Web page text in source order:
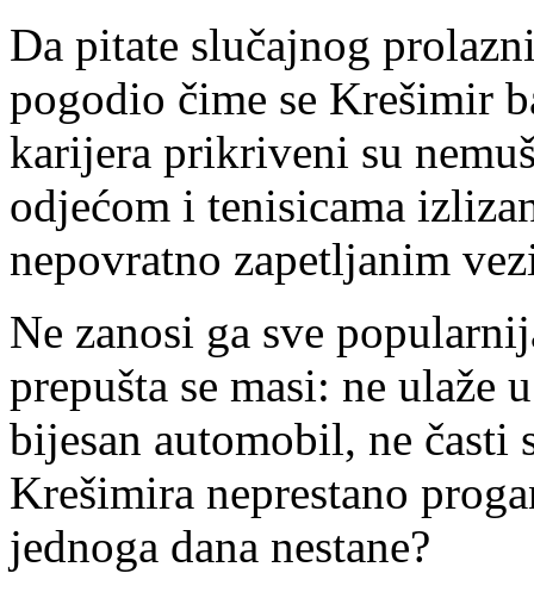
Da pitate slučajnog
pogodio čime se Krešimir
karijera prikriveni su
odjećom i tenisicama
nepovratno zapetljanim
Ne zanosi ga sve
prepušta se masi: ne
bijesan automobil, ne
Krešimira neprestano
jednoga dana nestane?